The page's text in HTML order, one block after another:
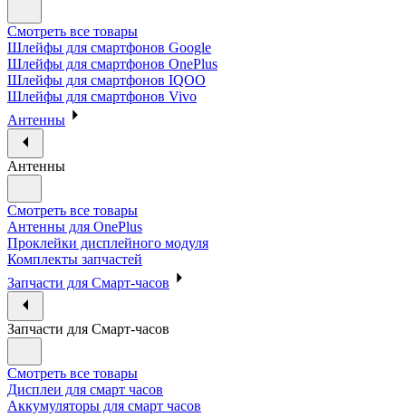
Смотреть все товары
Шлейфы для смартфонов Google
Шлейфы для смартфонов OnePlus
Шлейфы для смартфонов IQOO
Шлейфы для смартфонов Vivo
Антенны
Антенны
Смотреть все товары
Антенны для OnePlus
Проклейки дисплейного модуля
Комплекты запчастей
Запчасти для Смарт-часов
Запчасти для Смарт-часов
Смотреть все товары
Дисплеи для смарт часов
Аккумуляторы для смарт часов